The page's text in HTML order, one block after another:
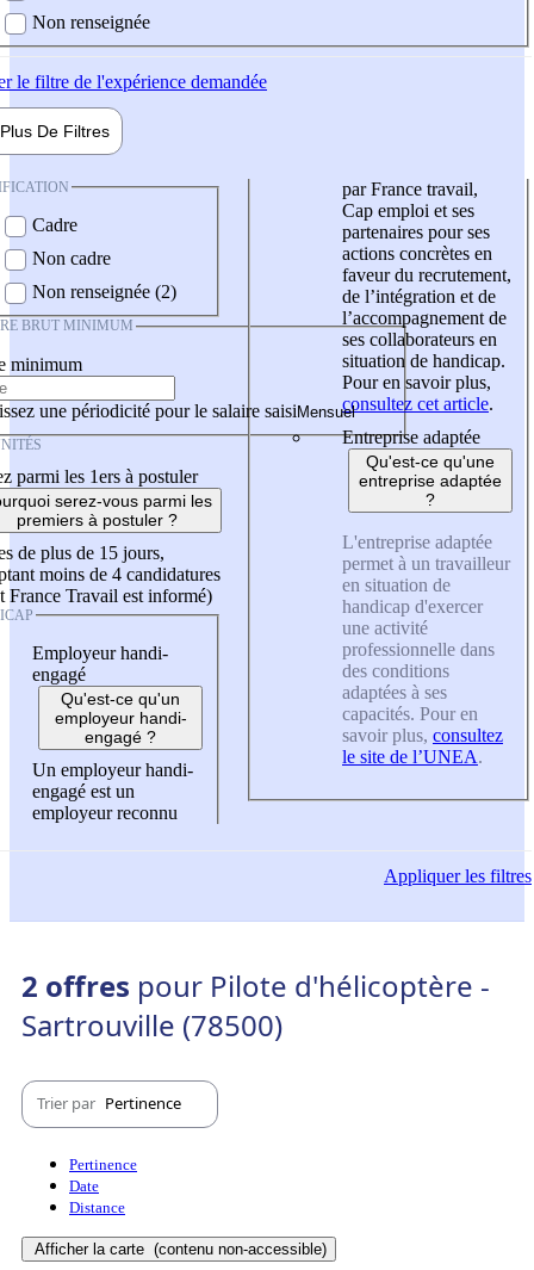
Non renseignée
le filtre de l'expérience demandée
Plus De Filtres
Cadre
Non cadre
Non renseignée (2)
BRUT MINIMUM
minimum
une périodicité pour le salaire saisi
parmi les 1ers à postuler
serez-vous parmi les
premiers à postuler ?
de plus de 15 jours,
moins de 4 candidatures
France Travail est informé)
Employeur handi-
engagé
Qu'est-ce qu'un
employeur handi-
engagé ?
Un employeur handi-
engagé est un
employeur reconnu
par France travail,
Cap emploi et ses
partenaires pour ses
actions concrètes en
faveur du recrutement,
de l’intégration et de
l’accompagnement de
ses collaborateurs en
situation de handicap.
Pour en savoir plus,
consultez cet article.
Entreprise adaptée
Qu'est-ce qu'une
entreprise adaptée
?
L'entreprise adaptée
permet à un travailleur
en situation de
handicap d'exercer
une activité
professionnelle dans
des conditions
adaptées à ses
capacités. Pour en
savoir plus, consultez
le site de l’UNEA.
Appliquerles filtres
2 offres pour Pilote d'hélicoptère -
Sartrouville (78500)
Trier par Pertinence
Pertinence
Date
Distance
Afficher la carte (contenu non-accessible)